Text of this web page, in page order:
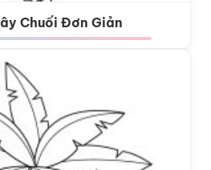
Chuối Đơn Giản